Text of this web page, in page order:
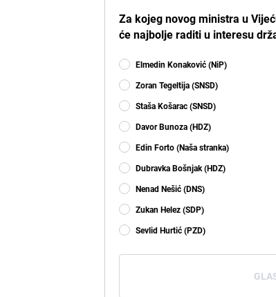
Za kojeg novog ministra u
će najbolje raditi u interesu
Elmedin Konaković (NiP)
Zoran Tegeltija (SNSD)
Staša Košarac (SNSD)
Davor Bunoza (HDZ)
Edin Forto (Naša stranka)
Dubravka Bošnjak (HDZ)
Nenad Nešić (DNS)
Zukan Helez (SDP)
Sevlid Hurtić (PZD)